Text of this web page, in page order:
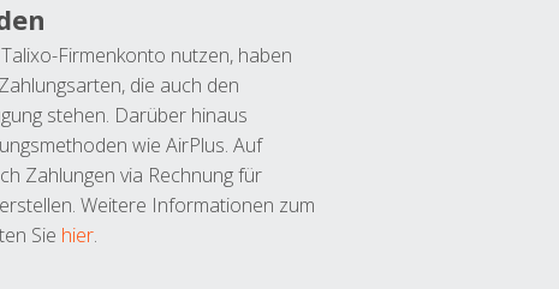
Firmenkonto nutzen, haben
die auch den
stehen. Darüber hinaus
wie AirPlus. Auf
Zahlungen via Rechnung für
Weitere Informationen zum
Sie hier.